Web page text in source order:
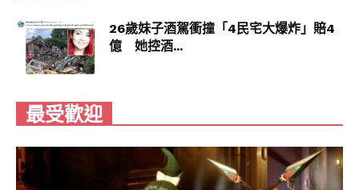
26歲妹子酒駕衝撞「4民宅大爆炸」賠4
億 她控酒...
最受歡迎